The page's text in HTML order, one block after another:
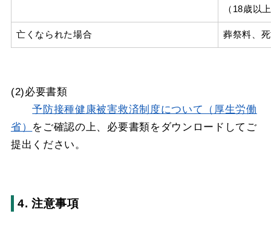
（18歳以
亡くなられた場合 葬祭料、
(2)必要書類
予防接種健康被害救済制度について（厚生労働
省） をご確認の上、必要書類をダウンロードしてご
提出ください。
4. 注意事項